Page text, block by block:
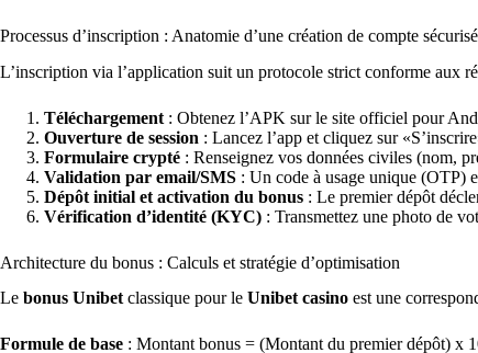
Processus d’inscription : Anatomie d’une création de compte
L’inscription via l’application suit un protocole strict conforme aux
Téléchargement : Obtenez l’APK sur le site officiel pour
Ouverture de session : Lancez l’app et cliquez sur
Formulaire crypté : Renseignez vos données civiles (nom,
Validation par email/SMS : Un code à usage unique (OTP)
Dépôt initial et activation du bonus : Le premier dépôt
Vérification d’identité (KYC) : Transmettez une photo de
Architecture du bonus : Calculs et stratégie d’optimisation
Le bonus Unibet classique pour le Unibet casino est une
Formule de base : Montant bonus = (Montant du premier dépôt) x